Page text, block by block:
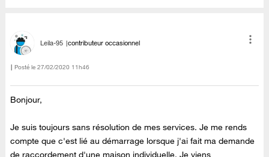
Leila-95 contributeur occasionnel
Posté le ‎27/02/2020 11h46
Bonjour,
Je suis toujours sans résolution de mes services. Je me rends
compte que c'est lié au démarrage lorsque j'ai fait ma demande
de raccordement d'une maison individuelle. Je viens